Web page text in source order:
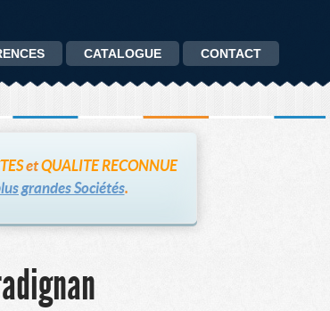
CATALOGUE CONTACT
etQUALITE RECONNUE
grandes Sociétés.